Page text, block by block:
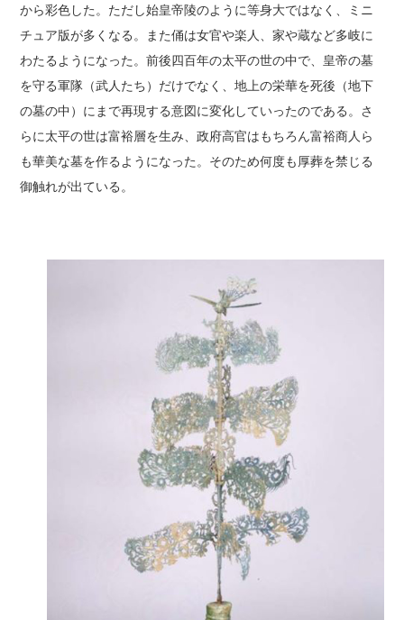
から彩色した。ただし始皇帝陵のように等身大ではなく、ミニ
チュア版が多くなる。また俑は女官や楽人、家や蔵など多岐に
わたるようになった。前後四百年の太平の世の中で、皇帝の墓
を守る軍隊（武人たち）だけでなく、地上の栄華を死後（地下
の墓の中）にまで再現する意図に変化していったのである。さ
らに太平の世は富裕層を生み、政府高官はもちろん富裕商人ら
も華美な墓を作るようになった。そのため何度も厚葬を禁じる
御触れが出ている。